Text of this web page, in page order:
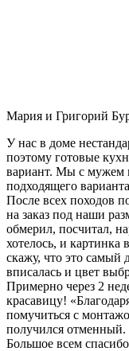
Мария и Григорий
У нас в доме
поэтому готовые
вариант. Мы с мужем
подходящего
После всех походов
на заказ под наши
обмерил, посчитал,
хотелось, и картинка
скажу, что это самый
вписалась и цвет
Примерно через 2
красавицу!
помучиться с
получился отменный.
Большое всем